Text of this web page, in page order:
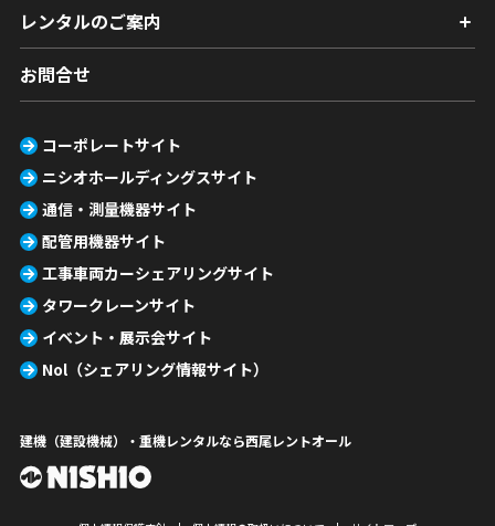
レンタルのご案内
お問合せ
コーポレートサイト
ニシオホールディングスサイト
通信・測量機器サイト
配管用機器サイト
工事車両カーシェアリングサイト
タワークレーンサイト
イベント・展示会サイト
Nol（シェアリング情報サイト）
建機（建設機械）・重機レンタルなら西尾レントオール